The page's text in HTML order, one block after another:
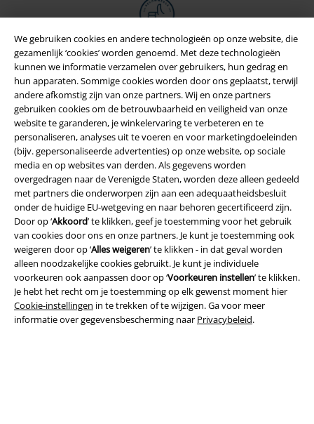
We gebruiken cookies en andere technologieën op onze website, die
gezamenlijk ‘cookies’ worden genoemd. Met deze technologieën
kunnen we informatie verzamelen over gebruikers, hun gedrag en
hun apparaten. Sommige cookies worden door ons geplaatst, terwijl
andere afkomstig zijn van onze partners. Wij en onze partners
gebruiken cookies om de betrouwbaarheid en veiligheid van onze
website te garanderen, je winkelervaring te verbeteren en te
personaliseren, analyses uit te voeren en voor marketingdoeleinden
(bijv. gepersonaliseerde advertenties) op onze website, op sociale
media en op websites van derden. Als gegevens worden
overgedragen naar de Verenigde Staten, worden deze alleen gedeeld
met partners die onderworpen zijn aan een adequaatheidsbesluit
onder de huidige EU-wetgeving en naar behoren gecertificeerd zijn.
Door op ‘Akkoord’ te klikken, geef je toestemming voor het gebruik
van cookies door ons en onze partners. Je kunt je toestemming ook
weigeren door op ‘Alles weigeren’ te klikken - in dat geval worden
alleen noodzakelijke cookies gebruikt. Je kunt je individuele
voorkeuren ook aanpassen door op ‘Voorkeuren instellen’ te klikken.
Je hebt het recht om je toestemming op elk gewenst moment hier
Cookie-instellingen in te trekken of te wijzigen. Ga voor meer
informatie over gegevensbescherming naar Privacybeleid.
Legal
Algemene Voorwaarden
Bedrijfsgegevens
Privacyverklaring
Verklaring van conformiteit